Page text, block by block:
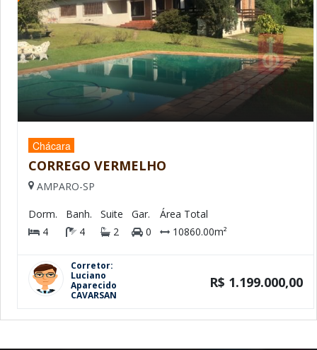
Chácara
CORREGO VERMELHO
AMPARO-SP
Dorm.
4
Banh.
4
Suite
2
Gar.
0
Área Total
10860.00m²
Corretor:
Luciano
Aparecido
CAVARSAN
R$ 1.199.000,00